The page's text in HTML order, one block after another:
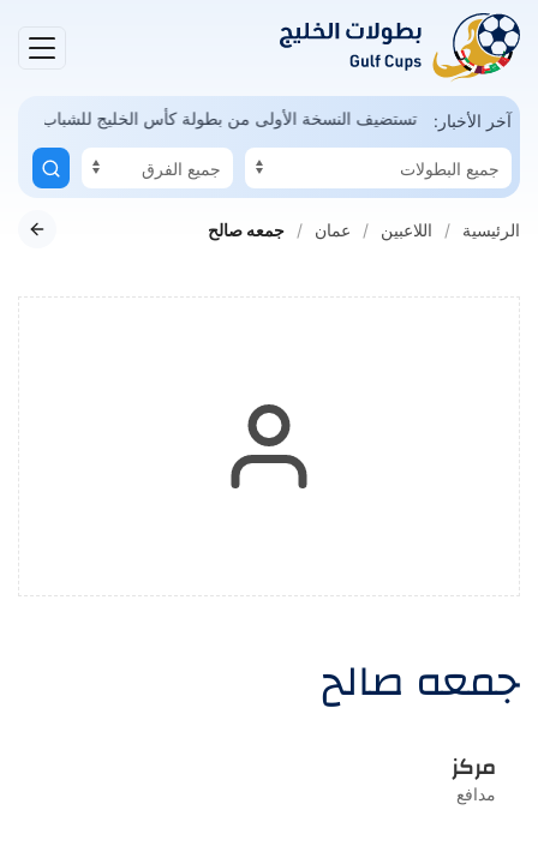
آخر الأخبار:السعودية تستضيف النسخة الأولى من بطولة كأس الخليج للشباب
الرئيسية اللاعبين عمان جمعه صالح
جمعه صالح
مركز
مدافع